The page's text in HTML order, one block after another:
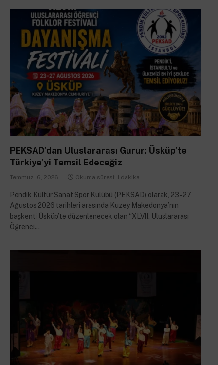
PEKSAD’dan Uluslararası Gurur: Üsküp’te
Türkiye’yi Temsil Edeceğiz
Temmuz 16, 2026 Okuma süresi: 1 dakika
Pendik Kültür Sanat Spor Kulübü (PEKSAD) olarak, 23–27
Ağustos 2026 tarihleri arasında Kuzey Makedonya’nın
başkenti Üsküp’te düzenlenecek olan “XLVII. Uluslararası
Öğrenci…